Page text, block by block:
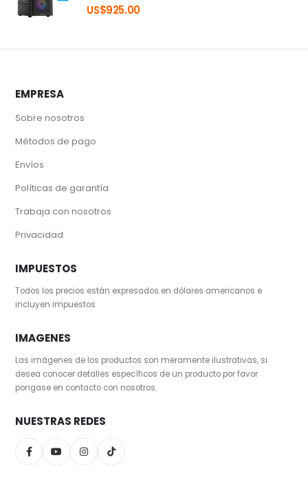
US$925.00
EMPRESA
Sobre nosotros
Métodos de pago
Envíos
Políticas de garantía
Trabaja con nosotros
Privacidad
IMPUESTOS
Todos los precios están expresados en dólares americanos e
incluyen impuestos
IMAGENES
Las imágenes de los productos son meramente ilustrativas, si
desea conocer detalles específicos de un producto por favor
pongase en contacto con nosotros.
NUESTRAS REDES